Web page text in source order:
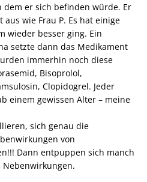
dem er sich befinden würde. Er
aus wie Frau P. Es hat einige
wieder besser ging. Ein
setzte dann das Medikament
immerhin noch diese
Bisoprolol,
Clopidogrel. Jeder
einem gewissen Alter – meine
sich genau die
von
Dann entpuppen sich manch